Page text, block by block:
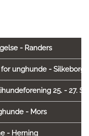
- Randers
unghunde - Silkeborg
25. - 27.
- Mors
- Herning